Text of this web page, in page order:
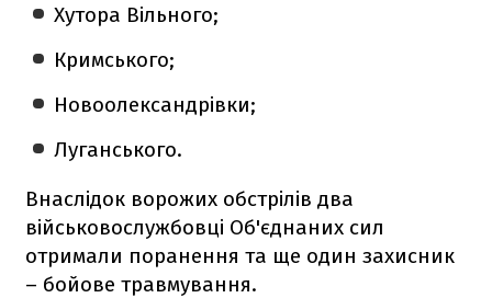
Хутора Вільного;
Кримського;
Новоолександрівки;
Луганського.
Внаслідок ворожих обстрілів два
військовослужбовці Об'єднаних сил
отримали поранення та ще один захисник
– бойове травмування.